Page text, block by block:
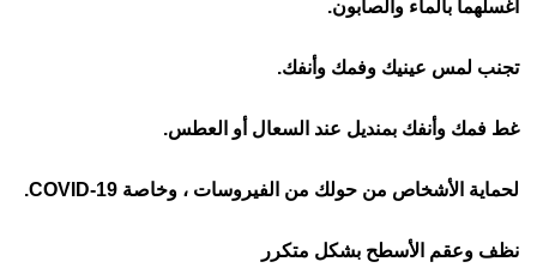
اغسلهما بالماء والصابون.
تجنب لمس عينيك وفمك وأنفك.
غط فمك وأنفك بمنديل عند السعال أو العطس.
لحماية الأشخاص من حولك من الفيروسات ، وخاصة COVID-19.
نظف وعقم الأسطح بشكل متكرر